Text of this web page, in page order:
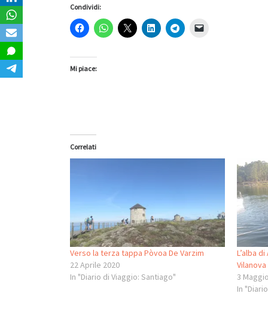
Condividi:
Mi piace:
Correlati
Verso la terza tappa Pòvoa De Varzim
22 Aprile 2020
In "Diario di Viaggio: Santiago"
L’alba
3
In